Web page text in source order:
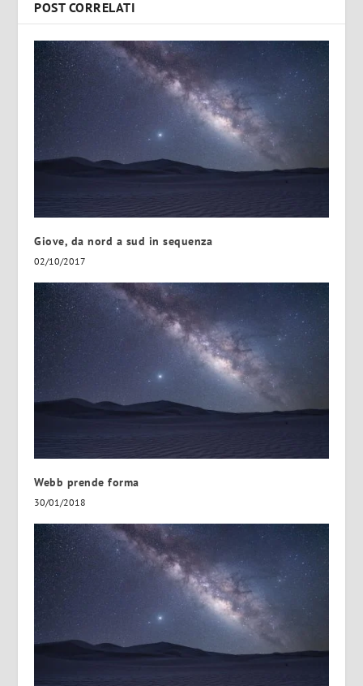
POST CORRELATI
Giove, da nord a sud in sequenza
02/10/2017
Webb prende forma
30/01/2018